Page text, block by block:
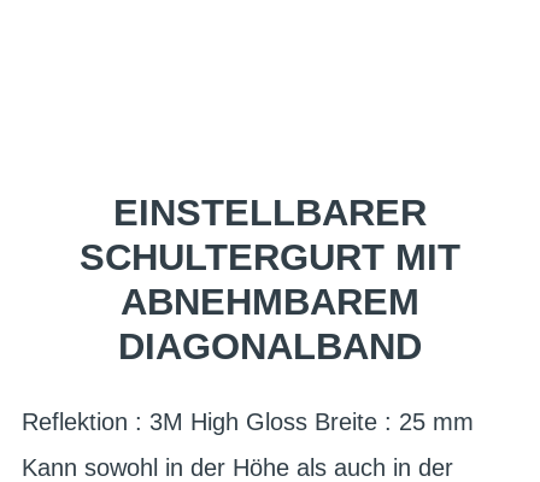
EINSTELLBARER
SCHULTERGURT MIT
ABNEHMBAREM
DIAGONALBAND
Reflektion : 3M High Gloss Breite : 25 mm
Kann sowohl in der Höhe als auch in der